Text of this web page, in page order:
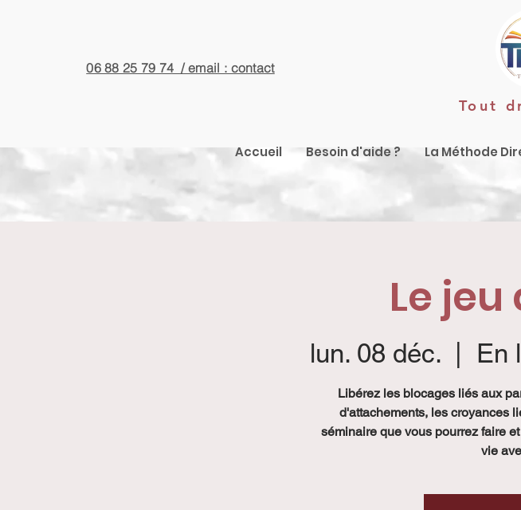
06 88 25 79 74 / email : contact
Tout
Accueil Besoin d'aide ? La Méthode
Le jeu
lun. 08 déc. En
Libérez les blocages liés aux
d'attachements, les croyances
séminaire que vous pourrez faire
vie